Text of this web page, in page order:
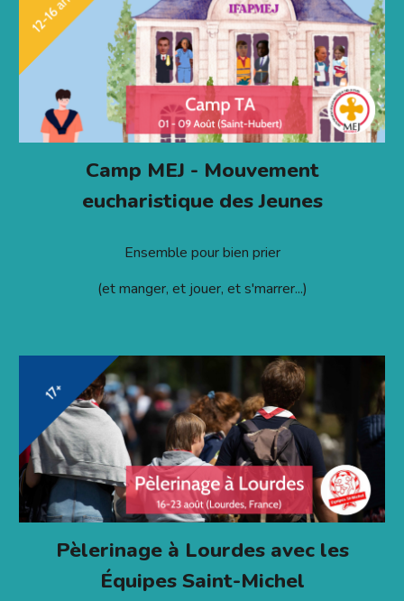
Camp MEJ - Mouvement
eucharistique des Jeunes
Ensemble pour bien prier
(et manger, et jouer, et s'marrer...)
Pèlerinage à Lourdes avec les
Équipes Saint-Michel